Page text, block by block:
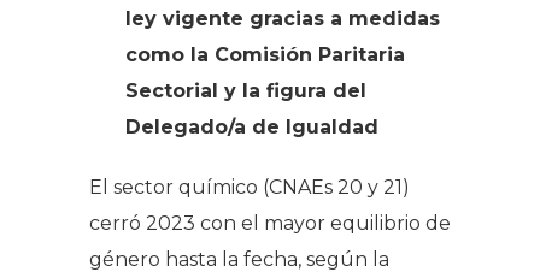
ley vigente gracias a medidas
como la Comisión Paritaria
Sectorial y la figura del
Delegado/a de Igualdad
El sector químico (CNAEs 20 y 21)
cerró 2023 con el mayor equilibrio de
género hasta la fecha, según la